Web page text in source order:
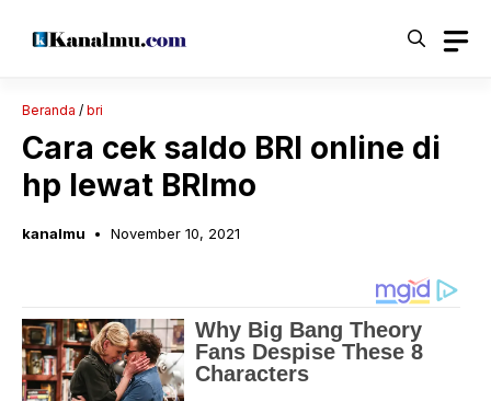
Beranda / bri
Cara cek saldo BRI online di
hp lewat BRImo
kanalmu November 10, 2021